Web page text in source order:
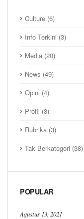
Culture (6)
Info Terkini (3)
Media (20)
News (49)
Opini (4)
Profil (3)
Rubrika (3)
Tak Berkategori (38)
POPULAR
Agustus 13, 2021